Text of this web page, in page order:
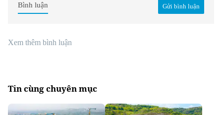
Gửi bình luận
Bình luận
Xem thêm bình luận
Tin cùng chuyên mục